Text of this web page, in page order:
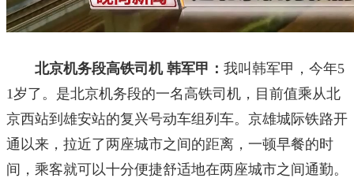
北京机务段高铁司机 韩军甲： 我叫韩军甲，今年5
1岁了。是北京机务段的一名高铁司机，目前值乘从北
京西站到雄安站的复兴号动车组列车。京雄城际铁路开
通以来，拉近了两座城市之间的距离，一顿早餐的时
间，乘客就可以十分便捷舒适地在两座城市之间通勤。